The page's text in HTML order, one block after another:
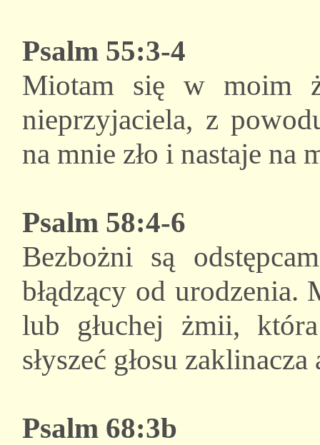
Psalm 55:3-4
Miotam się w moim
nieprzyjaciela, z
na mnie zło i nastaje
Psalm 58:4-6
Bezbożni są
błądzący od
lub głuchej żmii,
słyszeć głosu
Psalm 68:3b